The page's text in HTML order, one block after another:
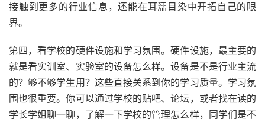
接触到更多的行业信息，还能在耳濡目染中开拓自己的眼
界。
第四，看学校的硬件设施和学习氛围。硬件设施，最主要的
就是看实训室、实验室的设备怎么样。设备是不是行业主流
的？够不够学生用？这些直接关系到你的学习质量。学习氛
围也很重要。你可以通过学校的贴吧、论坛，或者找在读的
学长学姐聊一聊，了解一下学校的管理怎么样，同学们是不